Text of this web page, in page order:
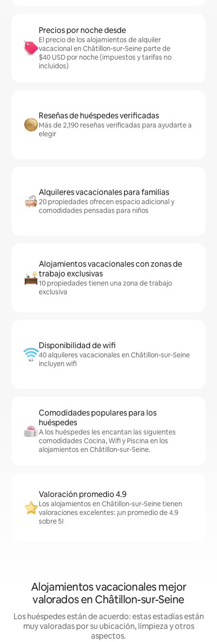
Precios por noche desde
El precio de los alojamientos de alquiler
vacacional en Châtillon-sur-Seine parte de
$40 USD por noche (impuestos y tarifas no
incluidos)
Reseñas de huéspedes verificadas
Más de 2,190 reseñas verificadas para ayudarte a
elegir
Alquileres vacacionales para familias
20 propiedades ofrecen espacio adicional y
comodidades pensadas para niños
Alojamientos vacacionales con zonas de
trabajo exclusivas
10 propiedades tienen una zona de trabajo
exclusiva
Disponibilidad de wifi
40 alquileres vacacionales en Châtillon-sur-Seine
incluyen wifi
Comodidades populares para los
huéspedes
A los huéspedes les encantan las siguientes
comodidades Cocina, Wifi y Piscina en los
alojamientos en Châtillon-sur-Seine.
Valoración promedio 4.9
Los alojamientos en Châtillon-sur-Seine tienen
valoraciones excelentes: ¡un promedio de 4.9
sobre 5!
Alojamientos vacacionales mejor
valorados en Châtillon-sur-Seine
Los huéspedes están de acuerdo: estas estadías están
muy valoradas por su ubicación, limpieza y otros
aspectos.